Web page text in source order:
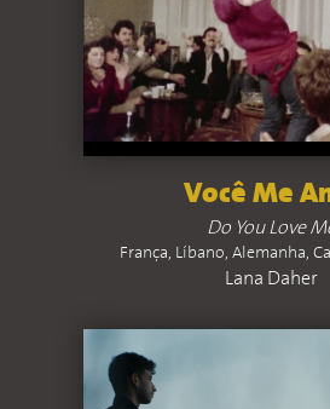
Você Me
Do You Love
França, Líbano, Alemanha,
Lana Daher